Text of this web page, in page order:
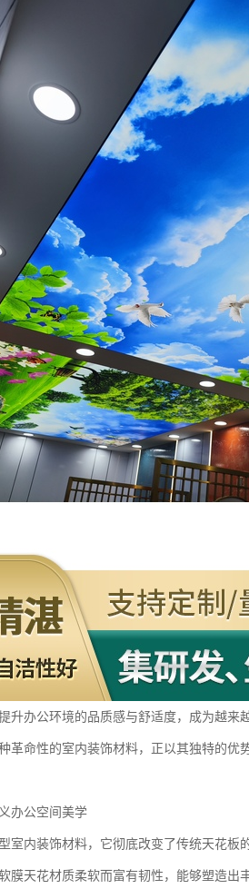
升办公环境的品质感与舒适度，成为越来
革命性的室内装饰材料，正以其独特的优
办公空间美学
室内装饰材料，它彻底改变了传统天花板
膜天花材质柔软而富有韧性，能够塑造出